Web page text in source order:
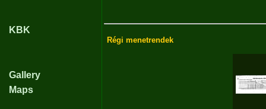
KBK
Gallery
Maps
Régi menetrendek